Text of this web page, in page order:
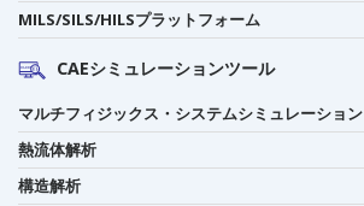
MILS/SILS/HILSプラットフォーム
CAEシミュレーションツール
マルチフィジックス・システムシミュレーション
熱流体解析
構造解析